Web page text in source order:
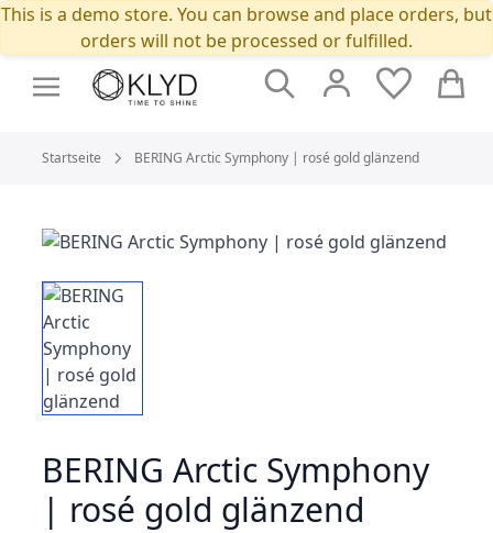
This is a demo store. You can browse and place orders, but
orders will not be processed or fulfilled.
Suche
Cart
Startseite BERING Arctic Symphony | rosé gold glänzend
BERING Arctic Symphony
| rosé gold glänzend